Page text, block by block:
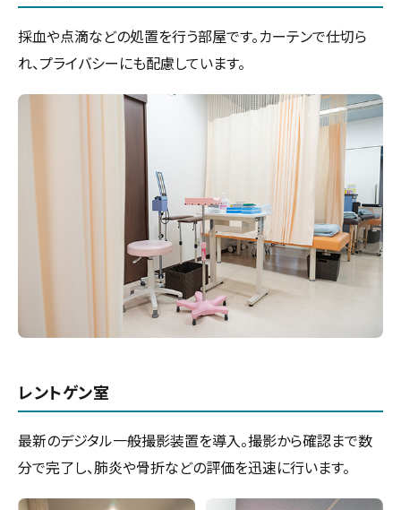
採血や点滴などの処置を行う部屋です。カーテンで仕切ら
れ、プライバシーにも配慮しています。
レントゲン室
最新のデジタル一般撮影装置を導入。撮影から確認まで数
分で完了し、肺炎や骨折などの評価を迅速に行います。